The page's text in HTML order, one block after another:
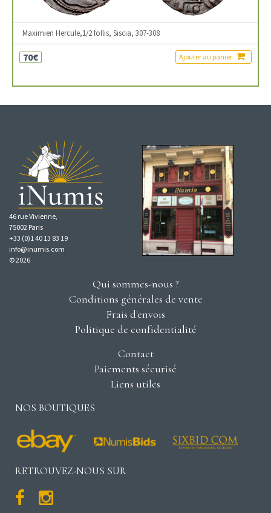
Maximien Hercule,1/2 follis, Siscia, 307-308
70€ Ajouter au panier
46 rue Vivienne,
75002 Paris
+33 (0)1 40 13 83 19
info@inumis.com
© 2026
Qui sommes-nous ?
Conditions générales de vente
Frais d'envois
Politique de confidentialité
Contact
Paiements sécurisé
Liens utiles
NOS BOUTIQUES
RETROUVEZ-NOUS SUR